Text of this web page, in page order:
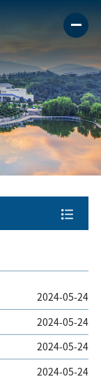
2024-05-24
2024-05-24
2024-05-24
2024-05-24